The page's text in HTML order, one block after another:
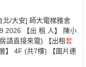
台就可以看煙火無需人
，不需擔心遇到雷包房
煙、禁喧嘩酗酒，不接
/大安] 師大電梯雅舍
2026 【出 租 人】 陳小
請直接來電) 【出租套
】 4F (共7樓) 【圖片連